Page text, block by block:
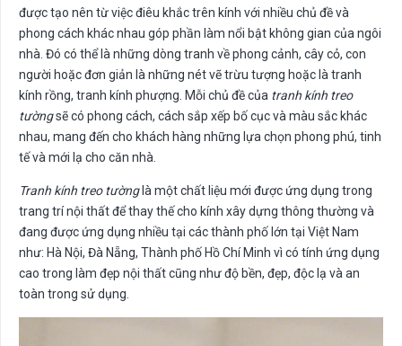
được tạo nên từ việc điêu khắc trên kính với nhiều chủ đề và
phong cách khác nhau góp phần làm nổi bật không gian của ngôi
nhà. Đó có thể là những dòng tranh về phong cảnh, cây cỏ, con
người hoặc đơn giản là những nét vẽ trừu tượng hoặc là tranh
kính rồng, tranh kính phượng. Mỗi chủ đề của tranh kính treo
tườngsẽ có phong cách, cách sắp xếp bố cục và màu sắc khác
nhau, mang đến cho khách hàng những lựa chọn phong phú, tinh
tế và mới lạ cho căn nhà.
Tranh kính treo tườnglà một chất liệu mới được ứng dụng trong
trang trí nội thất để thay thế cho kính xây dựng thông thường và
đang được ứng dụng nhiều tại các thành phố lớn tại Việt Nam
như: Hà Nội, Đà Nẵng, Thành phố Hồ Chí Minh vì có tính ứng dụng
cao trong làm đẹp nội thất cũng như độ bền, đẹp, độc lạ và an
toàn trong sử dụng.